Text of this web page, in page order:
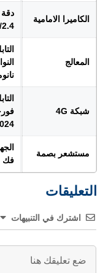
الكاميرا الامامية
2.4
المعالج
شبكة 4G
1024
مستشعر بصمة
فك
التعليقات
اشترك في التنبيهات